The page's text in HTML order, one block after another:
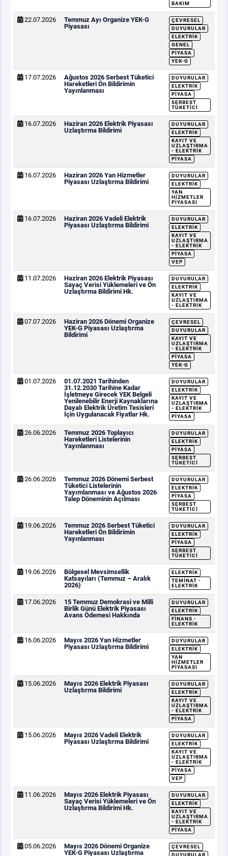
BAKIM
22.07.2026
Temmuz Ayı Organize YEK-G
Piyasası
ÇEVRESEL
DUYURULAR
ELEKTRIK
GENEL
PIYASA
YEK-G
17.07.2026
Ağustos 2026 Serbest Tüketici
Hareketleri Ön Bildirimin
Yayınlanması
DUYURULAR
ELEKTRIK
PIYASA
SERBEST
TÜKETICI
16.07.2026
Haziran 2026 Elektrik Piyasası
Uzlaştırma Bildirimi
DUYURULAR
ELEKTRIK
KAYIT VE
UZLAŞTIRMA
- ELEKTRIK
PIYASA
16.07.2026
Haziran 2026 Yan Hizmetler
Piyasası Uzlaştırma Bildirimi
DUYURULAR
ELEKTRIK
YAN
HIZMETLER
PIYASASI
16.07.2026
Haziran 2026 Vadeli Elektrik
Piyasası Uzlaştırma Bildirimi
DUYURULAR
ELEKTRIK
KAYIT VE
UZLAŞTIRMA
- ELEKTRIK
PIYASA
VEP
11.07.2026
Haziran 2026 Elektrik Piyasası
Sayaç Verisi Yüklemeleri ve Ön
Uzlaştırma Bildirimi Hk.
DUYURULAR
ELEKTRIK
KAYIT VE
UZLAŞTIRMA
- ELEKTRIK
07.07.2026
Haziran 2026 Dönemi Organize
YEK-G Piyasası Uzlaştırma
Bildirimi
ÇEVRESEL
DUYURULAR
KAYIT VE
UZLAŞTIRMA
- ELEKTRIK
PIYASA
YEK-G
01.07.2026
01.07.2021 Tarihinden
31.12.2030 Tarihine Kadar
İşletmeye Girecek YEK Belgeli
Yenilenebilir Enerji Kaynaklarına
Dayalı Elektrik Üretim Tesisleri
İçin Uygulanacak Fiyatlar Hk.
DUYURULAR
ELEKTRIK
KAYIT VE
UZLAŞTIRMA
- ELEKTRIK
PIYASA
26.06.2026
Temmuz 2026 Toplayıcı
Hareketleri Listelerinin
Yayınlanması
DUYURULAR
ELEKTRIK
PIYASA
SERBEST
TÜKETICI
26.06.2026
Temmuz 2026 Dönemi Serbest
Tüketici Listelerinin
Yayımlanması ve Ağustos 2026
Talep Döneminin Açılması
DUYURULAR
ELEKTRIK
PIYASA
SERBEST
TÜKETICI
19.06.2026
Temmuz 2026 Serbest Tüketici
Hareketleri Ön Bildirimin
Yayınlanması
DUYURULAR
ELEKTRIK
PIYASA
SERBEST
TÜKETICI
19.06.2026
Bölgesel Mevsimsellik
Katsayıları (Temmuz – Aralık
2026)
ELEKTRIK
TEMINAT -
ELEKTRIK
17.06.2026
15 Temmuz Demokrasi ve Milli
Birlik Günü Elektrik Piyasası
Avans Ödemesi Hakkında
DUYURULAR
ELEKTRIK
FINANS -
ELEKTRIK
16.06.2026
Mayıs 2026 Yan Hizmetler
Piyasası Uzlaştırma Bildirimi
DUYURULAR
ELEKTRIK
YAN
HIZMETLER
PIYASASI
15.06.2026
Mayıs 2026 Elektrik Piyasası
Uzlaştırma Bildirimi
DUYURULAR
ELEKTRIK
KAYIT VE
UZLAŞTIRMA
- ELEKTRIK
PIYASA
15.06.2026
Mayıs 2026 Vadeli Elektrik
Piyasası Uzlaştırma Bildirimi
DUYURULAR
ELEKTRIK
KAYIT VE
UZLAŞTIRMA
- ELEKTRIK
PIYASA
VEP
11.06.2026
Mayıs 2026 Elektrik Piyasası
Sayaç Verisi Yüklemeleri ve Ön
Uzlaştırma Bildirimi Hk.
DUYURULAR
ELEKTRIK
KAYIT VE
UZLAŞTIRMA
- ELEKTRIK
PIYASA
05.06.2026
Mayıs 2026 Dönemi Organize
YEK-G Piyasası Uzlaştırma
ÇEVRESEL
DUYURULAR